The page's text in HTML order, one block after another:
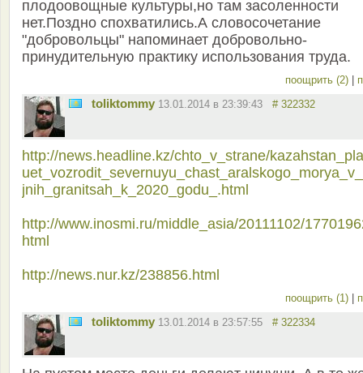
плодоовощные культуры,но там засоленности
нет.Поздно спохватились.А словосочетание
"добровольцы" напоминает добровольно-
принудительную практику использования труда.
поощрить (2)
toliktommy 13.01.2014 в 23:39:43 # 322332
http://news.headline.kz/chto_v_strane/
jnih_granitsah_k_2020_godu_.html
http://www.inosmi.ru/middle_asia/20111102/
html
http://news.nur.kz/238856.html
поощрить (1)
toliktommy 13.01.2014 в 23:57:55 # 322334